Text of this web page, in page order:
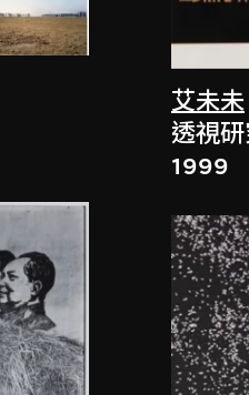
艾未未
透視
1999